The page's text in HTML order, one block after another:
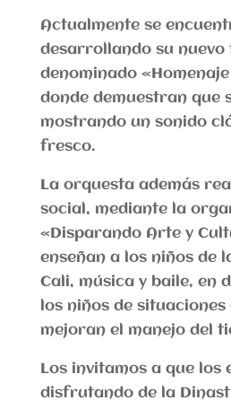
Actualmente se
desarrollando su nuevo
denominado
donde demuestran que
mostrando un sonido
fresco.
La orquesta además
social, mediante la
«Disparando Arte y
enseñan a los niños de
Cali, música y baile, en
los niños de
mejoran el manejo del
Los invitamos a que los
disfrutando de la